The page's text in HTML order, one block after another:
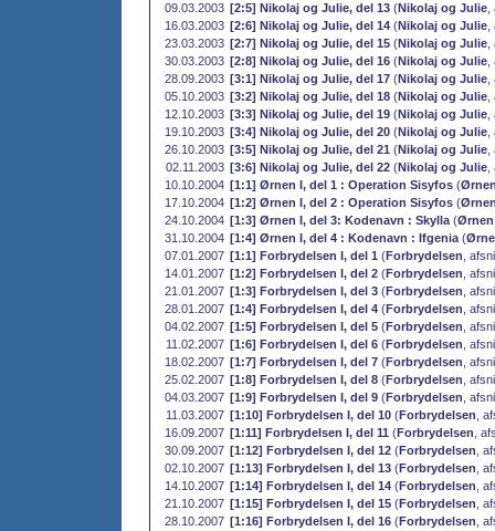
09.03.2003 [2:5] Nikolaj og Julie, del 13 (Nikolaj og Julie
16.03.2003 [2:6] Nikolaj og Julie, del 14 (Nikolaj og Julie
23.03.2003 [2:7] Nikolaj og Julie, del 15 (Nikolaj og Julie
30.03.2003 [2:8] Nikolaj og Julie, del 16 (Nikolaj og Julie
28.09.2003 [3:1] Nikolaj og Julie, del 17 (Nikolaj og Julie
05.10.2003 [3:2] Nikolaj og Julie, del 18 (Nikolaj og Julie
12.10.2003 [3:3] Nikolaj og Julie, del 19 (Nikolaj og Julie
19.10.2003 [3:4] Nikolaj og Julie, del 20 (Nikolaj og Julie
26.10.2003 [3:5] Nikolaj og Julie, del 21 (Nikolaj og Julie
02.11.2003 [3:6] Nikolaj og Julie, del 22 (Nikolaj og Julie
10.10.2004 [1:1] Ørnen I, del 1 : Operation Sisyfos (
17.10.2004 [1:2] Ørnen I, del 2 : Operation Sisyfos (
24.10.2004 [1:3] Ørnen I, del 3: Kodenavn : Skylla (Ørnen
31.10.2004 [1:4] Ørnen I, del 4 : Kodenavn : Ifgenia (
07.01.2007 [1:1] Forbrydelsen I, del 1 (Forbrydelsen ,
14.01.2007 [1:2] Forbrydelsen I, del 2 (Forbrydelsen ,
21.01.2007 [1:3] Forbrydelsen I, del 3 (Forbrydelsen ,
28.01.2007 [1:4] Forbrydelsen I, del 4 (Forbrydelsen ,
04.02.2007 [1:5] Forbrydelsen I, del 5 (Forbrydelsen ,
11.02.2007 [1:6] Forbrydelsen I, del 6 (Forbrydelsen ,
18.02.2007 [1:7] Forbrydelsen I, del 7 (Forbrydelsen ,
25.02.2007 [1:8] Forbrydelsen I, del 8 (Forbrydelsen ,
04.03.2007 [1:9] Forbrydelsen I, del 9 (Forbrydelsen ,
11.03.2007 [1:10] Forbrydelsen I, del 10 (Forbrydelsen ,
16.09.2007 [1:11] Forbrydelsen I, del 11 (Forbrydelsen ,
30.09.2007 [1:12] Forbrydelsen I, del 12 (Forbrydelsen ,
02.10.2007 [1:13] Forbrydelsen I, del 13 (Forbrydelsen ,
14.10.2007 [1:14] Forbrydelsen I, del 14 (Forbrydelsen ,
21.10.2007 [1:15] Forbrydelsen I, del 15 (Forbrydelsen ,
28.10.2007 [1:16] Forbrydelsen I, del 16 (Forbrydelsen ,